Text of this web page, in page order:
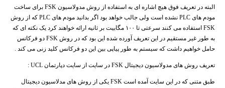
البته در تعریف فوق هیچ اشاره ای به استفاده از روش مدولاسیون FSK برای ساخت
مودم های PLC نشده است ولی جالب خواهد بود اگر بدانید مودم های PLC که از روش
FSK استفاده می کنند سرعتی تا ۱۰۰ مگابیت بر ثانیه ارائه خواهند کرد یک نکته ای که
به طور غیر مستقیم در این تعریف آورده شده این بود که در روش FSK دو فرکانس
حامل خواهیم داشت که سیستم به طور پیاپی بین این دو فرکانس کلید زنی می کند .
تعریف روش های مدولاسیون دیجیتال FSK در سایت از سایت دپارتمان UCL :
طبق متنی که در این سایت آمده است FSK یکی از روش های مدلاسیون دیجیتال